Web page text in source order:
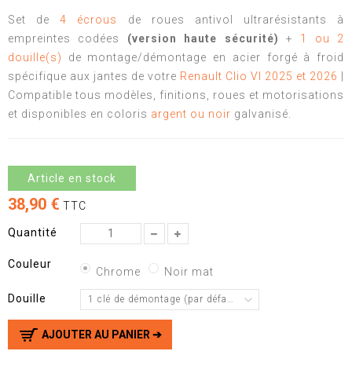
Set de4 écrous de roues antivol ultrarésistants à
empreintes codées (version haute sécurité) + 1 ou 2
douille(s)
de montage/démontage en acier forgé à froid
spécifique aux jantes de votre Renault Clio VI 2025 et 2026
Compatible tous modèles, finitions, roues et motorisations
et disponibles en coloris argent ou noir galvanisé.
Article en stock
38,90 € TTC
Quantité
Couleur
Chrome Noir mat
Douille 1 clé de démontage (par défaut)
AJOUTER AU PANIER ➔